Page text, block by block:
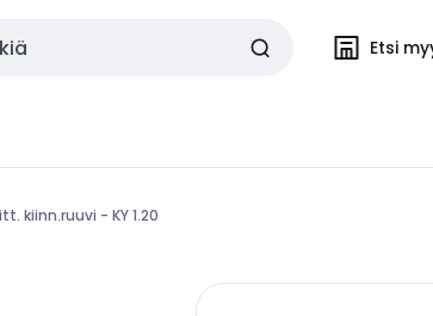
Etsi
kiinn.ruuvi - KY 1.20